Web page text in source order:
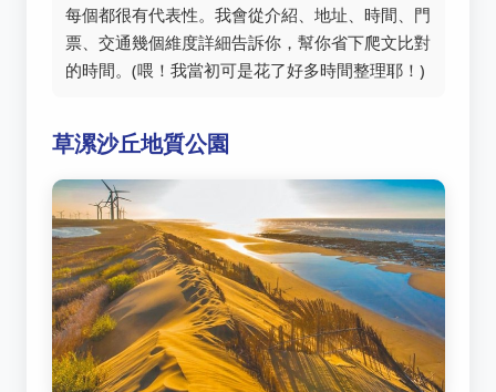
每個都很有代表性。我會從介紹、地址、時間、門
票、交通幾個維度詳細告訴你，幫你省下爬文比對
的時間。(喂！我當初可是花了好多時間整理耶！)
草漯沙丘地質公園